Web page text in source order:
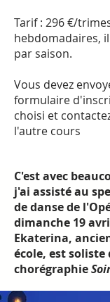
Tarif : 296 €/
hebdomadaires,
par saison.
Vous devez
formulaire
choisi et
l'autre cours
C'est avec
j'ai assisté au
de danse de
dimanche 19
Ekaterina,
école, est soliste
chorégraphie